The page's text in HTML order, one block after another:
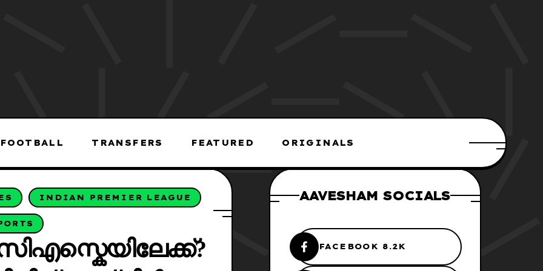
FOOTBALL TRANSFERS FEATURED ORIGINALS
INDIAN PREMIER LEAGUE AAVESHAM SOCIALS
FACEBOOK 8.2K